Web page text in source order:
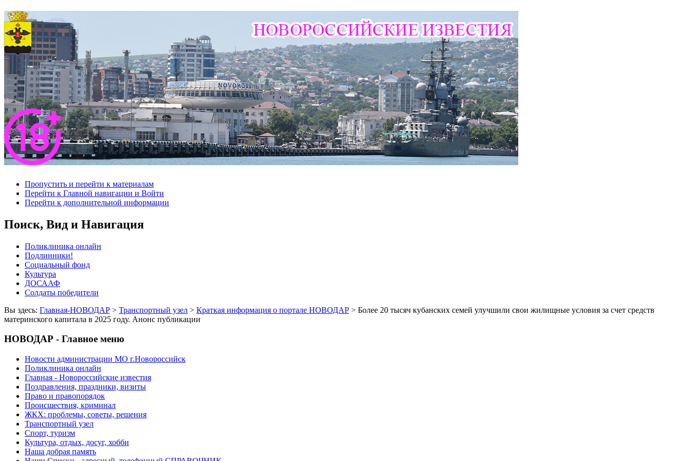
Пропустить и перейти к материалам
Перейти к Главной навигации и Войти
Перейти к дополнительной информации
Поиск, Вид и Навигация
Поликлиника онлайн
Подлинники!
Социальный фонд
Культура
ДОСААФ
Солдаты победители
Вы здесь: Главная-НОВОДАР > Транспортный узел > Краткая информация о портале НОВОДАР > Более 20 тысяч кубанских семей улучшили свои жилищные условия за счет средств
материнского капитала в 2025 году. Анонс публикации
НОВОДАР - Главное меню
Новости администрации МО г.Новороссийск
Поликлиника онлайн
Главная - Новороссийские известия
Поздравления, праздники, визиты
Право и правопорядок
Происшествия, криминал
ЖКХ: проблемы, советы, решения
Транспортный узел
Спорт, туризм
Культура, отдых, досуг, хобби
Наша добрая память